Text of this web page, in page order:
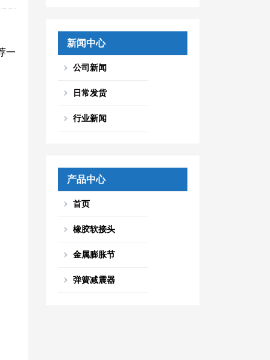
一
新闻中心
公司新闻
日常发货
行业新闻
产品中心
首页
橡胶软接头
金属膨胀节
弹簧减震器